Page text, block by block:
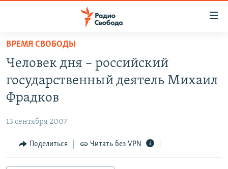
упрощенного
доступа
основному
Вернутся
АВТОРСКИЕ ПРОЕКТЫ
МНЕНИЯ
КУЛЬТУРА
ВРЕМЯ СВОБОДЫ
Человек дня – российский
государственный деятель Михаил
Фрадков
13 сентября 2007
Поделиться Читать без VPN